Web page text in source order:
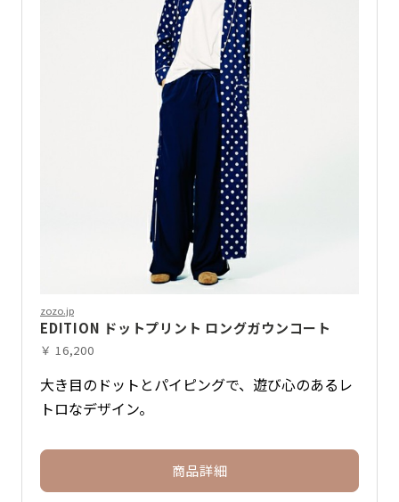
zozo.jp
EDITION ドットプリント ロングガウンコート
￥ 16,200
大き目のドットとパイピングで、遊び心のあるレ
トロなデザイン。
商品詳細